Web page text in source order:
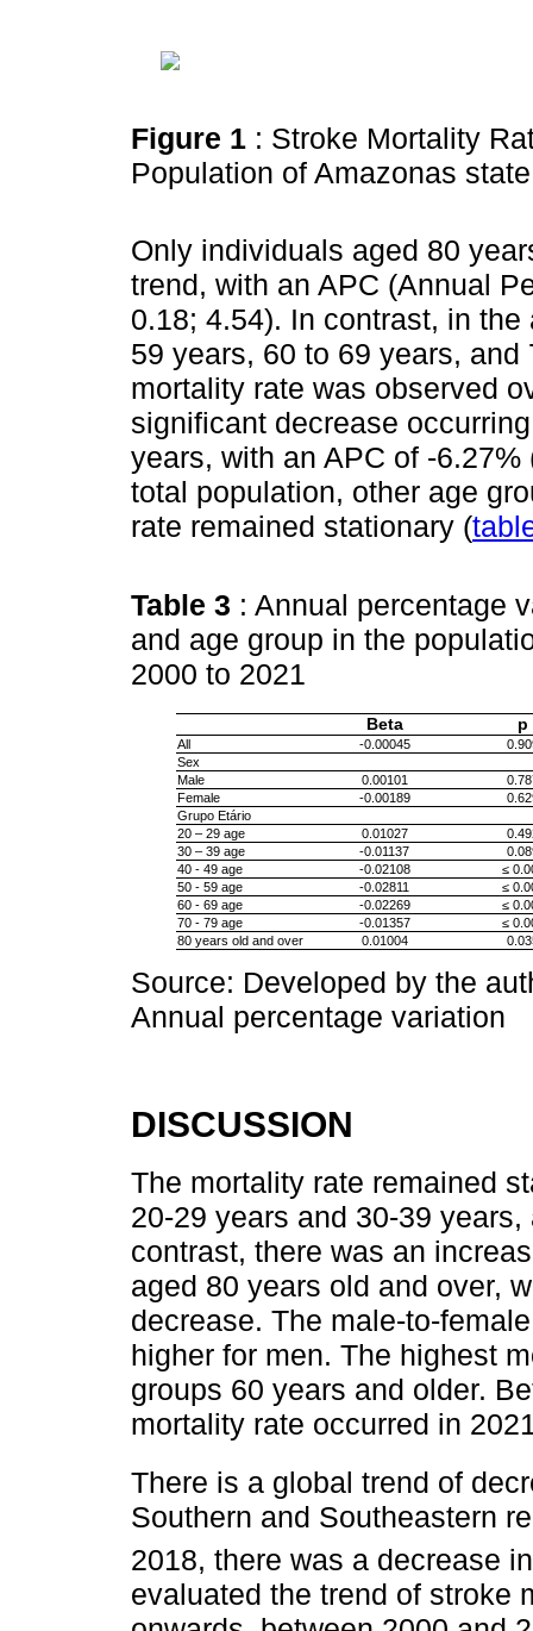
Figure 1 : Stroke Mortality
Population of Amazonas
Only individuals aged 80
trend, with an APC (Annual
0.18; 4.54). In contrast, in
59 years, 60 to 69 years,
mortality rate was observed
significant decrease
years, with an APC of -
total population, other age
rate remained stationary (
Table 3 : Annual percentage
and age group in the
2000 to 2021
Beta p
All -0.00045
Sex
Male
0.00101
Female
-0.00189
Grupo Etário
20 – 29 age
0.01027
30 – 39 age
-0.01137
40 - 49 age
-0.02108
≤
50 - 59 age
-0.02811
≤
60 - 69 age
-0.02269
≤
70 - 79 age
-0.01357
≤
80 years old and over
0.01004
Source: Developed by the
Annual percentage variation
DISCUSSION
The mortality rate remained
20-29 years and 30-39
contrast, there was an
aged 80 years old and over,
decrease. The male-to-
higher for men. The highest
groups 60 years and older.
mortality rate occurred in
There is a global trend of
Southern and Southeastern
2018, there was a decrease
evaluated the trend of stroke